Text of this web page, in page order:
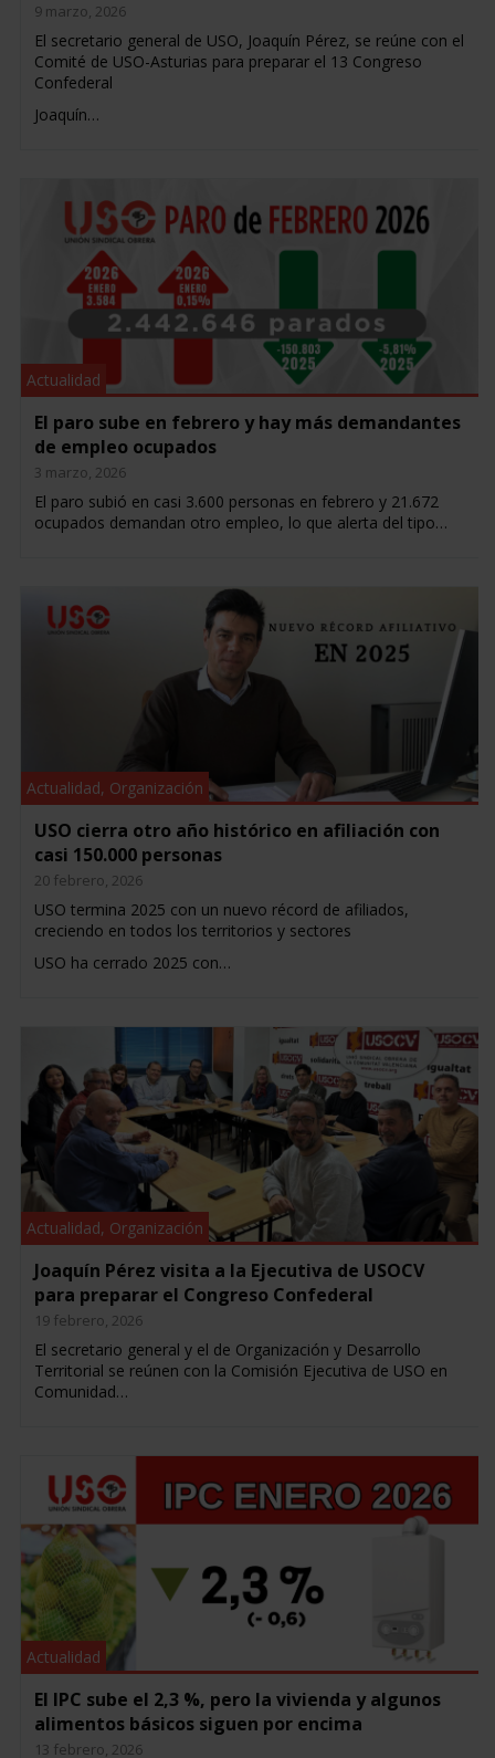
9 marzo, 2026
El secretario general de USO, Joaquín Pérez, se reúne con el
Comité de USO-Asturias para preparar el 13 Congreso
Confederal
Joaquín…
Actualidad
El paro sube en febrero y hay más demandantes
de empleo ocupados
3 marzo, 2026
El paro subió en casi 3.600 personas en febrero y 21.672
ocupados demandan otro empleo, lo que alerta del tipo…
Actualidad, Organización
USO cierra otro año histórico en afiliación con
casi 150.000 personas
20 febrero, 2026
USO termina 2025 con un nuevo récord de afiliados,
creciendo en todos los territorios y sectores
USO ha cerrado 2025 con…
Actualidad, Organización
Joaquín Pérez visita a la Ejecutiva de USOCV
para preparar el Congreso Confederal
19 febrero, 2026
El secretario general y el de Organización y Desarrollo
Territorial se reúnen con la Comisión Ejecutiva de USO en
Comunidad…
Actualidad
El IPC sube el 2,3 %, pero la vivienda y algunos
alimentos básicos siguen por encima
13 febrero, 2026